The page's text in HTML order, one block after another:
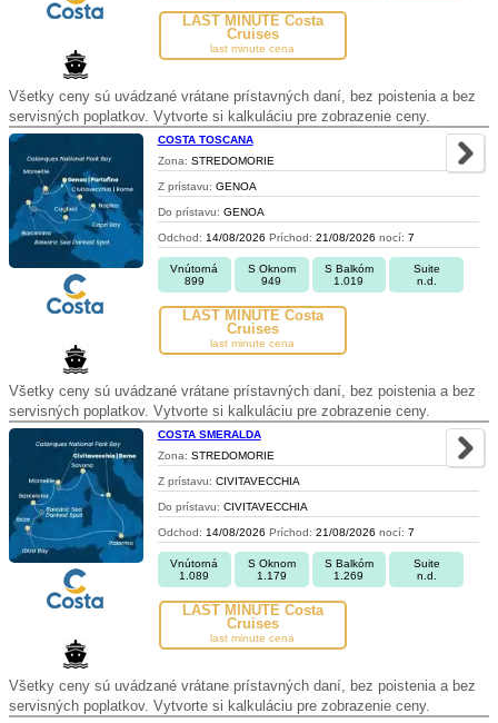
LAST MINUTE Costa
Cruises
last minute cena
Všetky ceny sú uvádzané vrátane prístavných daní, bez poistenia a bez
servisných poplatkov. Vytvorte si kalkuláciu pre zobrazenie ceny.
COSTA TOSCANA
Zona: STREDOMORIE
Z prístavu: GENOA
Do prístavu: GENOA
Odchod: 14/08/2026 Príchod: 21/08/2026 nocí: 7
Vnútorná
899
S Oknom
949
S Balkóm
1.019
Suite
n.d.
LAST MINUTE Costa
Cruises
last minute cena
Všetky ceny sú uvádzané vrátane prístavných daní, bez poistenia a bez
servisných poplatkov. Vytvorte si kalkuláciu pre zobrazenie ceny.
COSTA SMERALDA
Zona: STREDOMORIE
Z prístavu: CIVITAVECCHIA
Do prístavu: CIVITAVECCHIA
Odchod: 14/08/2026 Príchod: 21/08/2026 nocí: 7
Vnútorná
1.089
S Oknom
1.179
S Balkóm
1.269
Suite
n.d.
LAST MINUTE Costa
Cruises
last minute cena
Všetky ceny sú uvádzané vrátane prístavných daní, bez poistenia a bez
servisných poplatkov. Vytvorte si kalkuláciu pre zobrazenie ceny.